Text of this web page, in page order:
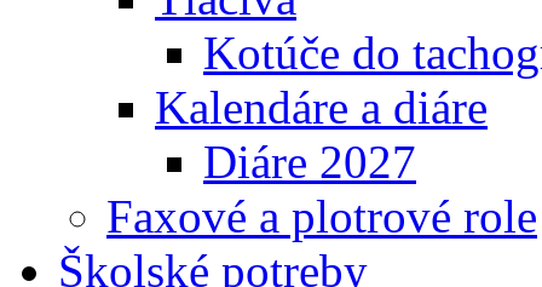
Kotúče do
Kalendáre a diáre
Diáre 2027
Faxové a plotrové role
Školské potreby